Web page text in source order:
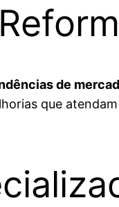
de
que